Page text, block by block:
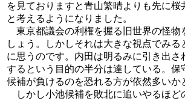
を見ておりますと青山繁晴よりも先に桜
と考えるようになりました。
東京都議会の利権を握る旧世界の怪物
しょう。しかしそれは大きな視点でみる
に思うのです。内田は明るみに引き出さ
するという目的の半分は達している。保
候補が負けるのを恐れる方が依然多いか
しかし小池候補を敗北に追いやるほど